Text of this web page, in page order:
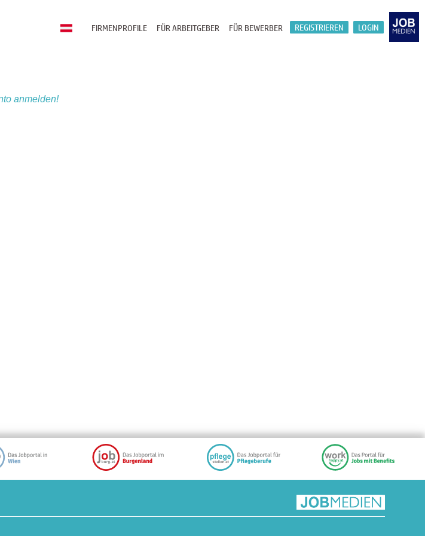
LOGIN
REGISTRIEREN
FÜR BEWERBER
FÜR ARBEITGEBER
FIRMENPROFILE
anmelden!